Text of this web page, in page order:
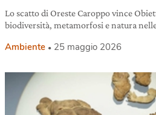
Lo scatto di Oreste Caroppo vince
biodiversità, metamorfosi e natura
Ambiente 25 maggio 2026